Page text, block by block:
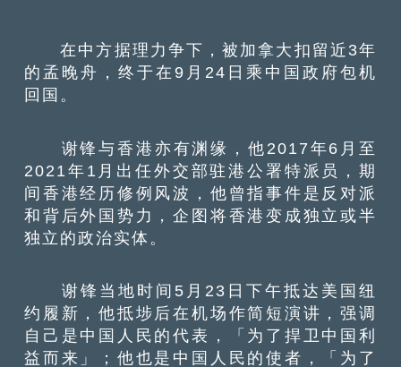
在中方据理力争下，被加拿大扣留近3年
的孟晚舟，终于在9月24日乘中国政府包机
回国。
谢锋与香港亦有渊缘，他2017年6月至
2021年1月出任外交部驻港公署特派员，期
间香港经历修例风波，他曾指事件是反对派
和背后外国势力，企图将香港变成独立或半
独立的政治实体。
谢锋当地时间5月23日下午抵达美国纽
约履新，他抵埗后在机场作简短演讲，强调
自己是中国人民的代表，「为了捍卫中国利
益而来」；他也是中国人民的使者，「为了